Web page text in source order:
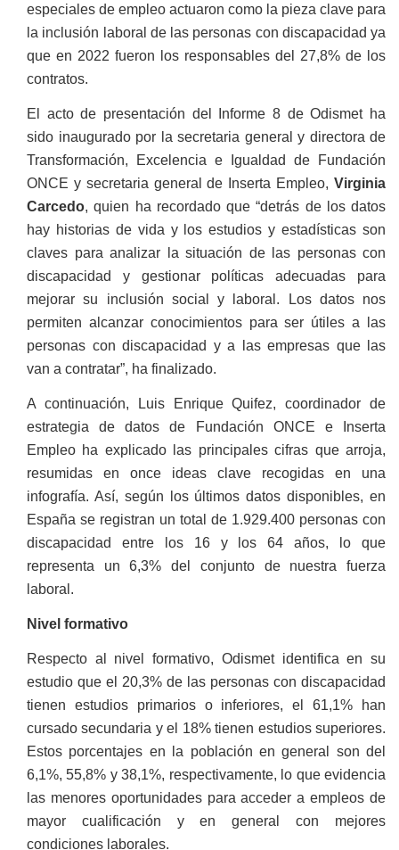
especiales de empleo actuaron como la pieza clave para
la inclusión laboral de las personas con discapacidad ya
que en 2022 fueron los responsables del 27,8% de los
contratos.
El acto de presentación del Informe 8 de Odismet ha
sido inaugurado por la secretaria general y directora de
Transformación, Excelencia e Igualdad de Fundación
ONCE y secretaria general de Inserta Empleo, Virginia
Carcedo, quien ha recordado que “detrás de los datos
hay historias de vida y los estudios y estadísticas son
claves para analizar la situación de las personas con
discapacidad y gestionar políticas adecuadas para
mejorar su inclusión social y laboral. Los datos nos
permiten alcanzar conocimientos para ser útiles a las
personas con discapacidad y a las empresas que las
van a contratar”, ha finalizado.
A continuación, Luis Enrique Quifez, coordinador de
estrategia de datos de Fundación ONCE e Inserta
Empleo ha explicado las principales cifras que arroja,
resumidas en once ideas clave recogidas en una
infografía. Así, según los últimos datos disponibles, en
España se registran un total de 1.929.400 personas con
discapacidad entre los 16 y los 64 años, lo que
representa un 6,3% del conjunto de nuestra fuerza
laboral.
Nivel formativo
Respecto al nivel formativo, Odismet identifica en su
estudio que el 20,3% de las personas con discapacidad
tienen estudios primarios o inferiores, el 61,1% han
cursado secundaria y el 18% tienen estudios superiores.
Estos porcentajes en la población en general son del
6,1%, 55,8% y 38,1%, respectivamente, lo que evidencia
las menores oportunidades para acceder a empleos de
mayor cualificación y en general con mejores
condiciones laborales.